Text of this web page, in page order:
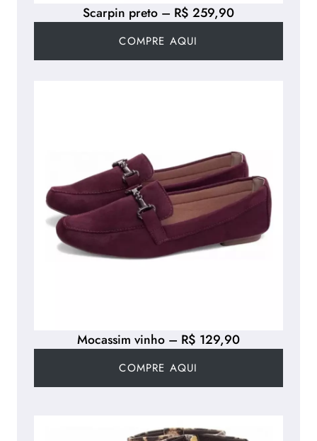
Scarpin preto – R$ 259,90
COMPRE AQUI
Mocassim vinho – R$ 129,90
COMPRE AQUI